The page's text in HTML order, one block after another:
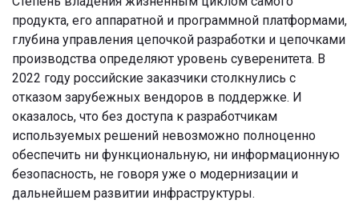
продукта, его аппаратной и программной платформами,
глубина управления цепочкой разработки и цепочками
производства определяют уровень суверенитета. В
2022 году российские заказчики столкнулись с
отказом зарубежных вендоров в поддержке. И
оказалось, что без доступа к разработчикам
используемых решений невозможно полноценно
обеспечить ни функциональную, ни информационную
безопасность, не говоря уже о модернизации и
дальнейшем развитии инфраструктуры.